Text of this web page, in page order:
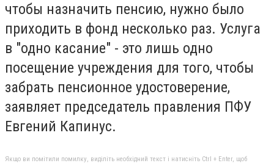
чтобы назначить пенсию, нужно было
приходить в фонд несколько раз. Услуга
в "одно касание" - это лишь одно
посещение учреждения для того, чтобы
забрать пенсионное удостоверение,
заявляет председатель правления ПФУ
Евгений Капинус.
Якщо ви помітили помилку, виділіть необхідний текст і натисніть Ctrl + Enter, щоб